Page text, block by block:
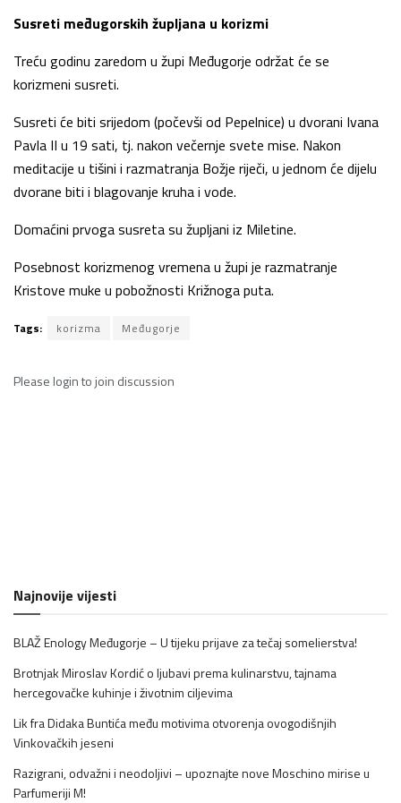
Susreti međugorskih župljana u korizmi
Treću godinu zaredom u župi Međugorje održat će se
korizmeni susreti.
Susreti će biti srijedom (počevši od Pepelnice) u dvorani Ivana
Pavla II u 19 sati, tj. nakon večernje svete mise. Nakon
meditacije u tišini i razmatranja Božje riječi, u jednom će dijelu
dvorane biti i blagovanje kruha i vode.
Domaćini prvoga susreta su župljani iz Miletine.
Posebnost korizmenog vremena u župi je razmatranje
Kristove muke u pobožnosti Križnoga puta.
Tags: korizma Međugorje
Please loginto join discussion
Najnovije vijesti
BLAŽ Enology Međugorje – U tijeku prijave za tečaj somelierstva!
Brotnjak Miroslav Kordić o ljubavi prema kulinarstvu, tajnama
hercegovačke kuhinje i životnim ciljevima
Lik fra Didaka Buntića među motivima otvorenja ovogodišnjih
Vinkovačkih jeseni
Razigrani, odvažni i neodoljivi – upoznajte nove Moschino mirise u
Parfumeriji M!